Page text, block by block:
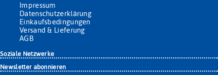
Impressum
Datenschutzerklärung
Einkaufsbedingungen
Versand & Lieferung
AGB
Soziale Netzwerke
Newsletter abonnieren